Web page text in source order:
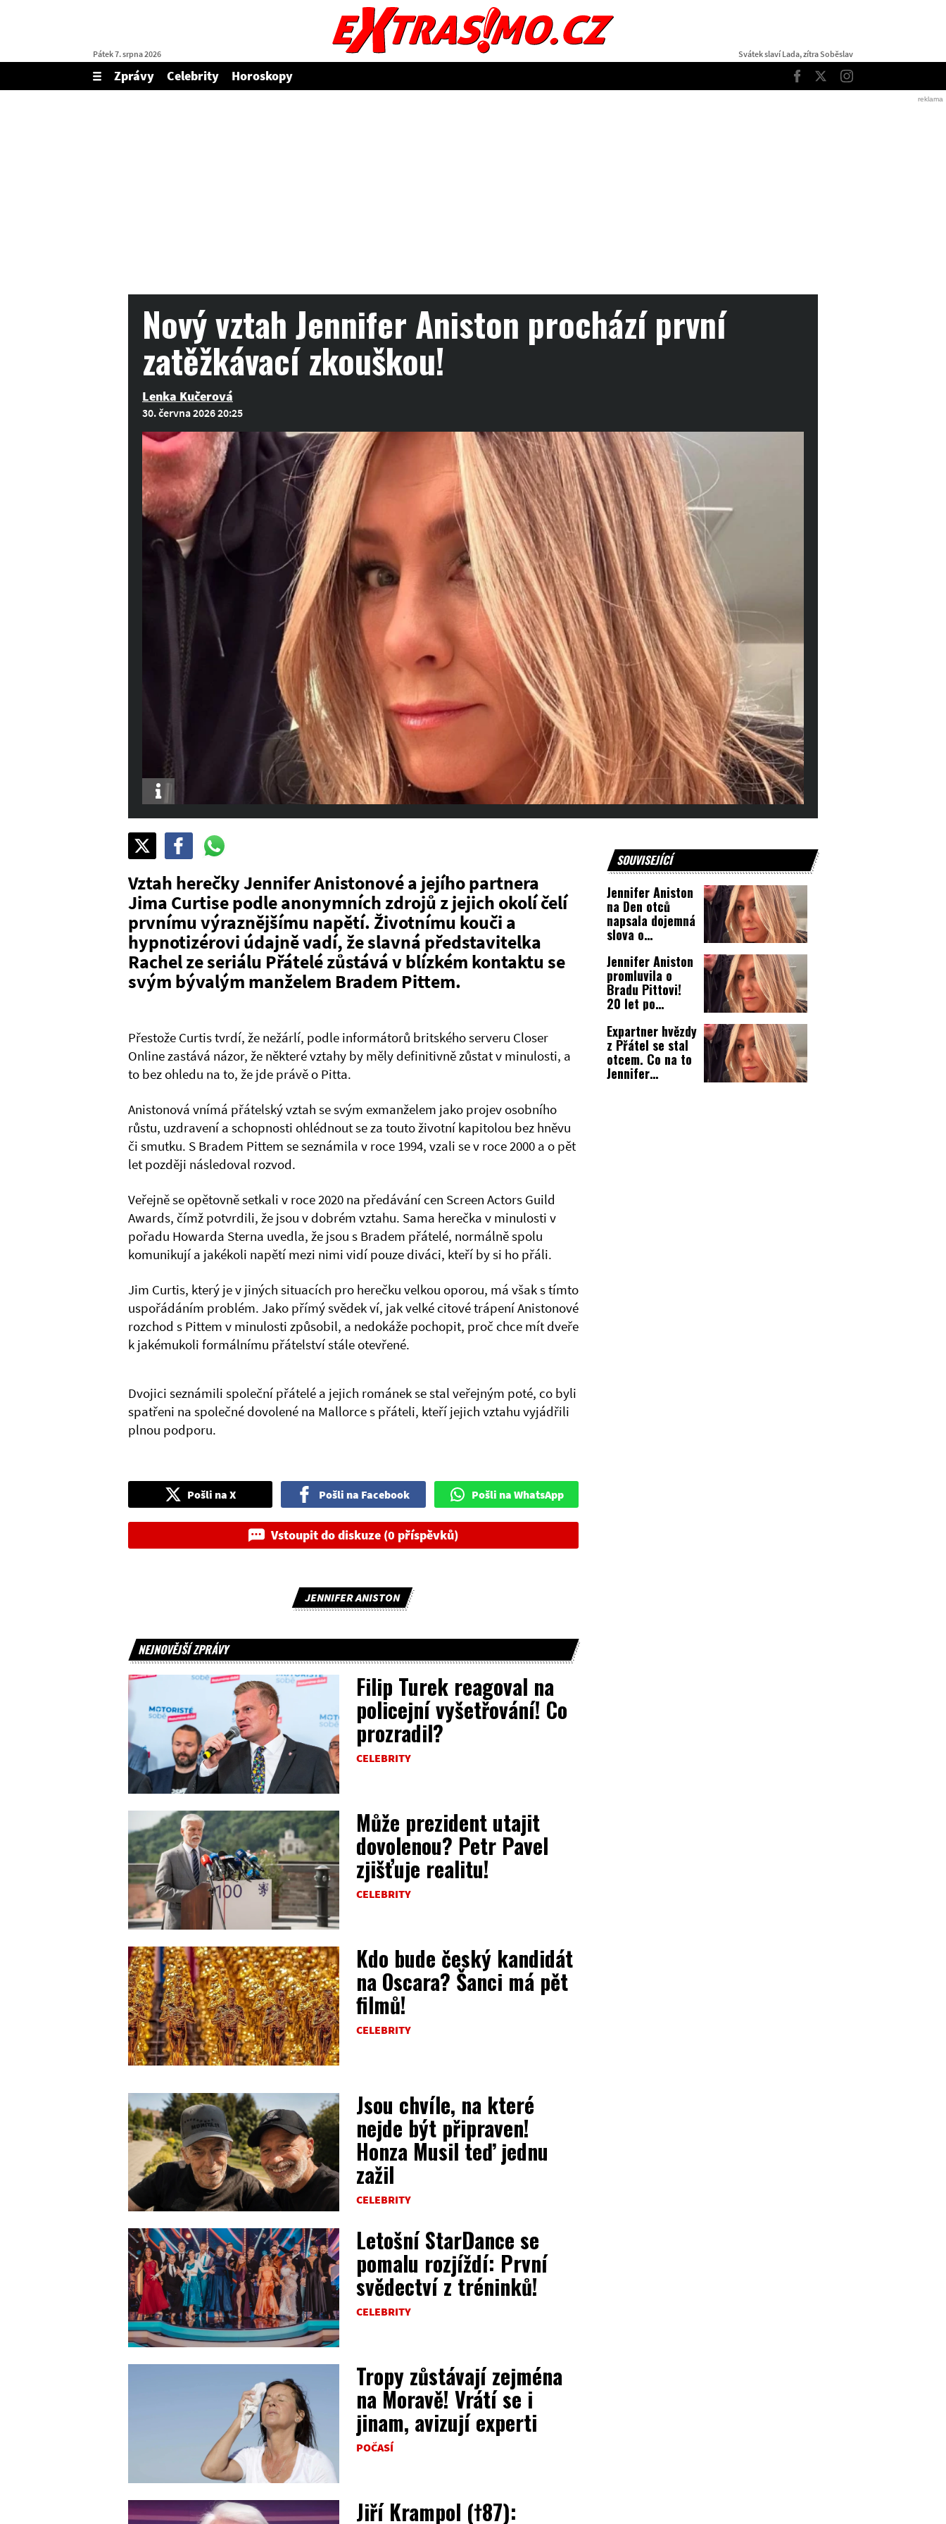
Pátek 7. srpna 2026 Svátek slaví Lada, zítra Soběslav
Zobrazit/skrýt
menu
Zprávy Celebrity
Horoskopy
Facebook
TwitterInstagram
Nový vztah Jennifer Aniston prochází první
zatěžkávací zkouškou!
Lenka Kučerová
30. června 2026 20:25
Info
Pošli
na
X
Pošli
na
FacebookWhatsAppu
Vztah herečky Jennifer Anistonové a jejího partnera
Jima Curtise podle anonymních zdrojů z jejich okolí čelí
prvnímu výraznějšímu napětí. Životnímu kouči a
hypnotizérovi údajně vadí, že slavná představitelka
Rachel ze seriálu Přátelé zůstává v blízkém kontaktu se
svým bývalým manželem Bradem Pittem.
Přestože Curtis tvrdí, že nežárlí, podle informátorů britského serveru Closer
Online zastává názor, že některé vztahy by měly definitivně zůstat v minulosti, a
to bez ohledu na to, že jde právě o Pitta.
Anistonová vnímá přátelský vztah se svým exmanželem jako projev osobního
růstu, uzdravení a schopnosti ohlédnout se za touto životní kapitolou bez hněvu
či smutku. S Bradem Pittem se seznámila v roce 1994, vzali se v roce 2000 a o pět
let později následoval rozvod.
Veřejně se opětovně setkali v roce 2020 na předávání cen Screen Actors Guild
Awards, čímž potvrdili, že jsou v dobrém vztahu. Sama herečka v minulosti v
pořadu Howarda Sterna uvedla, že jsou s Bradem přátelé, normálně spolu
komunikují a jakékoli napětí mezi nimi vidí pouze diváci, kteří by si ho přáli.
Jim Curtis, který je v jiných situacích pro herečku velkou oporou, má však s tímto
uspořádáním problém. Jako přímý svědek ví, jak velké citové trápení Anistonové
rozchod s Pittem v minulosti způsobil, a nedokáže pochopit, proč chce mít dveře
k jakémukoli formálnímu přátelství stále otevřené.
Dvojici seznámili společní přátelé a jejich románek se stal veřejným poté, co byli
spatřeni na společné dovolené na Mallorce s přáteli, kteří jejich vztahu vyjádřili
plnou podporu.
Pošli na X Pošli na Facebook Pošli na WhatsApp
Vstoupit do diskuze (0 příspěvků)
JENNIFER ANISTON
NEJNOVĚJŠÍ ZPRÁVY
Filip Turek reagoval na
policejní vyšetřování! Co
prozradil?
CELEBRITY
Může prezident utajit
dovolenou? Petr Pavel
zjišťuje realitu!
CELEBRITY
Kdo bude český kandidát
na Oscara? Šanci má pět
filmů!
CELEBRITY
Jsou chvíle, na které
nejde být připraven!
Honza Musil teď jednu
zažil
CELEBRITY
Letošní StarDance se
pomalu rozjíždí: První
svědectví z tréninků!
CELEBRITY
Tropy zůstávají zejména
na Moravě! Vrátí se i
jinam, avizují experti
POČASÍ
Jiří Krampol (†87):
SOUVISEJÍCÍ
Jennifer Aniston
na Den otců
napsala dojemná
slova o
seriálu Přátelé!
Jennifer Aniston
promluvila o
Bradu Pittovi!
20 let po
Expartner hvězdy
z Přátel se stal
otcem. Co na to
Jennifer